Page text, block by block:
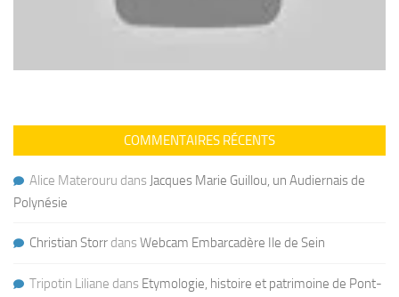
COMMENTAIRES RÉCENTS
Alice Materouru dans Jacques Marie Guillou, un Audiernais de
Polynésie
Christian Storr dans Webcam Embarcadère Ile de Sein
Tripotin Liliane dans Etymologie, histoire et patrimoine de Pont-